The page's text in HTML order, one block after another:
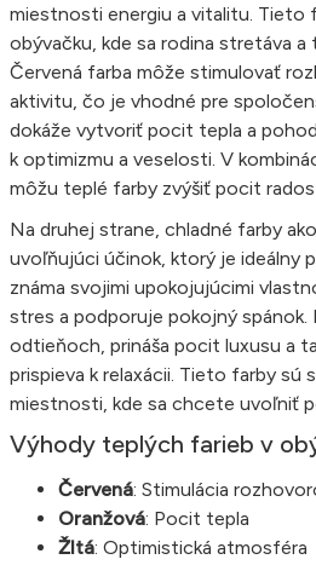
miestnosti energiu a vitalitu. Tieto
obývačku, kde sa rodina stretáva a
Červená farba môže stimulovať
aktivitu, čo je vhodné pre
dokáže vytvoriť pocit tepla a
k optimizmu a veselosti. V
môžu teplé farby zvýšiť pocit
Na druhej strane, chladné farby
uvoľňujúci účinok, ktorý je ideálny
známa svojimi upokojujúcimi
stres a podporuje pokojný spánok.
odtieňoch, prináša pocit luxusu a
prispieva k relaxácii. Tieto farby sú
miestnosti, kde sa chcete uvoľniť
Výhody teplých farieb v
Červená: Stimulácia
Oranžová: Pocit tepla
Žltá: Optimistická atmosféra